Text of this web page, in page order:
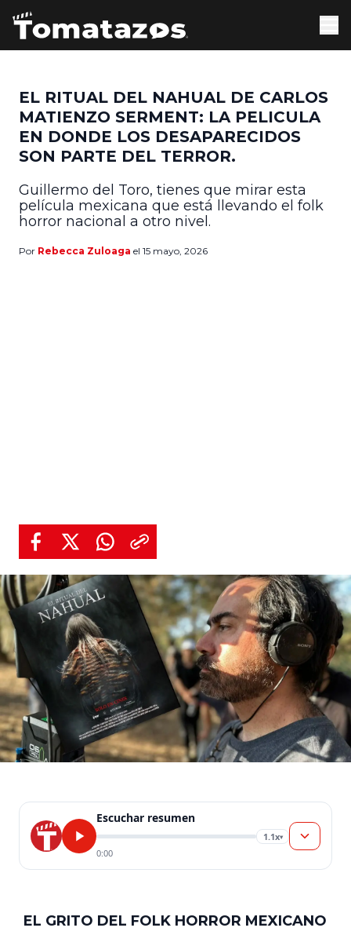
EL RITUAL DEL NAHUAL DE CARLOS
MATIENZO SERMENT: LA PELICULA
EN DONDE LOS DESAPARECIDOS
SON PARTE DEL TERROR.
Guillermo del Toro, tienes que mirar esta
película mexicana que está llevando el folk
horror nacional a otro nivel.
Por Rebecca Zuloaga el 15 mayo, 2026
Escuchar resumen
1.1x▾
0:00
EL GRITO DEL FOLK HORROR MEXICANO